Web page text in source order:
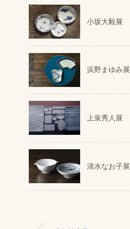
小坂大毅展
浜野まゆみ展
上泉秀人展
清水なお子展